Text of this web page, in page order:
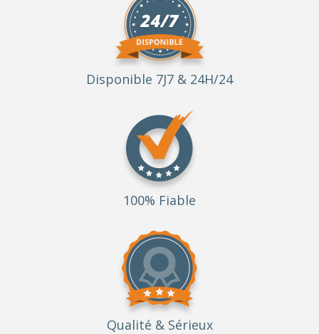
Disponible 7J7 & 24H/24
100% Fiable
Qualité & Sérieux